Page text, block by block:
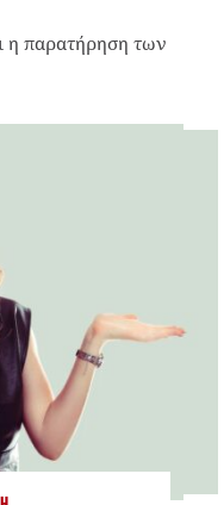
η παρατήρηση των